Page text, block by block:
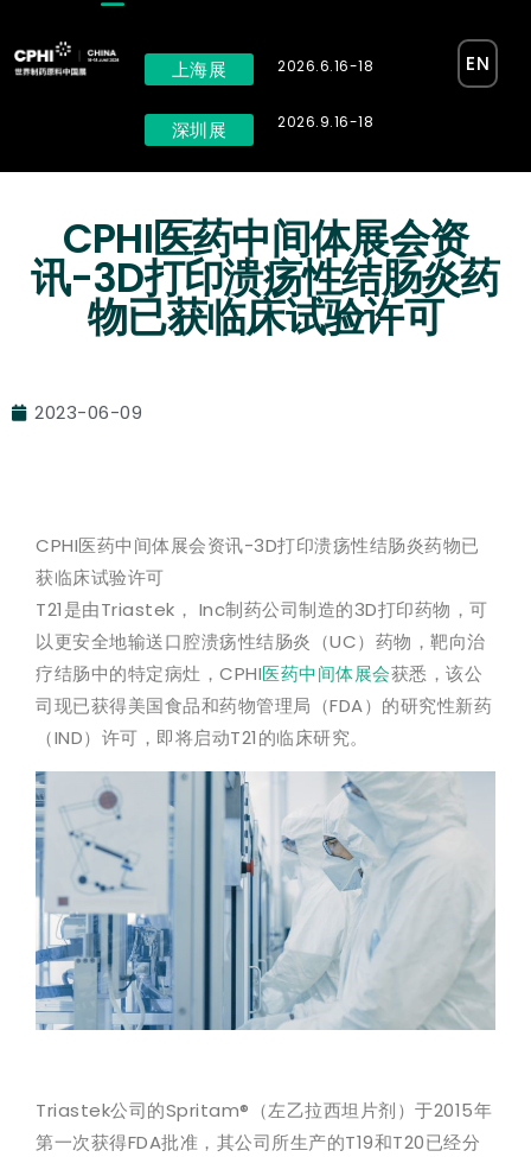
上海展
深圳展
2026.6.16-18
2026.9.16-18
EN
CPHI医药中间体展会资
讯-3D打印溃疡性结肠炎药
物已获临床试验许可
2023-06-09
CPHI医药中间体展会资讯-3D打印溃疡性结肠炎药物已
获临床试验许可
T21是由Triastek， Inc制药公司制造的3D打印药物，可
以更安全地输送口腔溃疡性结肠炎（UC）药物，靶向治
疗结肠中的特定病灶，CPHI医药中间体展会获悉，该公
司现已获得美国食品和药物管理局（FDA）的研究性新药
（IND）许可，即将启动T21的临床研究。
Triastek公司的Spritam®（左乙拉西坦片剂）于2015年
第一次获得FDA批准，其公司所生产的T19和T20已经分